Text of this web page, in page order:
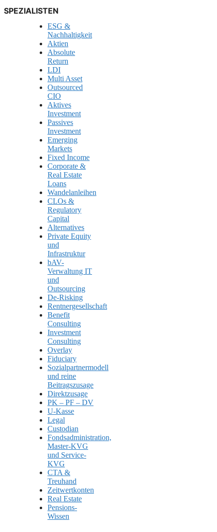
SPEZIALISTEN
ESG &
Nachhaltigkeit
Aktien
Absolute
Return
LDI
Multi Asset
Outsourced
CIO
Aktives
Investment
Passives
Investment
Emerging
Markets
Fixed Income
Corporate &
Real Estate
Loans
Wandelanleihen
CLOs &
Regulatory
Capital
Alternatives
Private Equity
und
Infrastruktur
bAV-
Verwaltung IT
und
Outsourcing
De-Risking
Rentnergesellschaft
Benefit
Consulting
Investment
Consulting
Overlay
Fiduciary
Sozialpartnermodell
und reine
Beitragszusage
Direktzusage
PK – PF – DV
U-Kasse
Legal
Custodian
Fondsadministration,
Master-KVG
und Service-
KVG
CTA &
Treuhand
Zeitwertkonten
Real Estate
Pensions-
Wissen